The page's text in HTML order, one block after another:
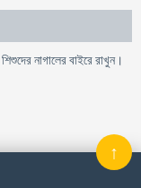
নাগালের বাইরে রাখুন।
↑